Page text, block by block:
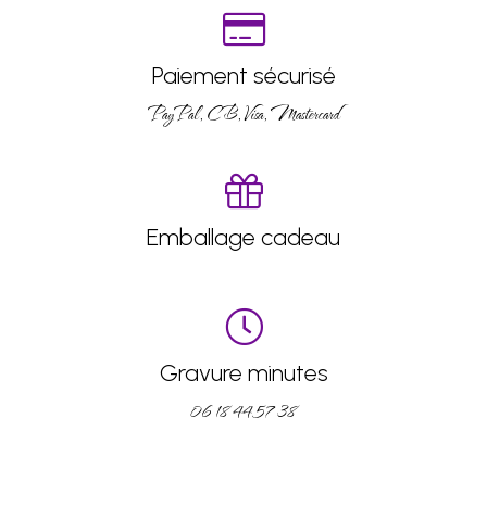
Paiement sécurisé
PayPal, CB, Visa, Mastercard
Emballage cadeau
Gravure minutes
06 18 44 57 38